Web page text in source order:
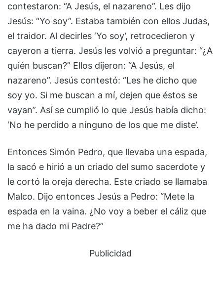
contestaron: “A Jesús, el nazareno”. Les dijo
Jesús: “Yo soy”. Estaba también con ellos Judas,
el traidor. Al decirles ‘Yo soy’, retrocedieron y
cayeron a tierra. Jesús les volvió a preguntar: “¿A
quién buscan?” Ellos dijeron: “A Jesús, el
nazareno”. Jesús contestó: “Les he dicho que
soy yo. Si me buscan a mí, dejen que éstos se
vayan”. Así se cumplió lo que Jesús había dicho:
‘No he perdido a ninguno de los que me diste’.
Entonces Simón Pedro, que llevaba una espada,
la sacó e hirió a un criado del sumo sacerdote y
le cortó la oreja derecha. Este criado se llamaba
Malco. Dijo entonces Jesús a Pedro: “Mete la
espada en la vaina. ¿No voy a beber el cáliz que
me ha dado mi Padre?”
Publicidad